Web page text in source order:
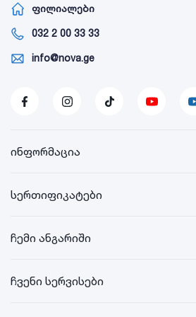
ფილიალები
032 2 00 33 33
info@nova.ge
ინფორმაცია
სერთიფიკატები
ჩემი ანგარიში
ჩვენი სერვისები